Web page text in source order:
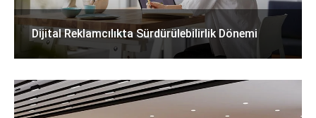
Dijital Reklamcılıkta Sürdürülebilirlik Dönemi